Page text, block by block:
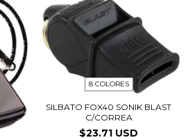
8 COLORES
SILBATO FOX40 SONIK BLAST
C/CORREA
$23.71 USD